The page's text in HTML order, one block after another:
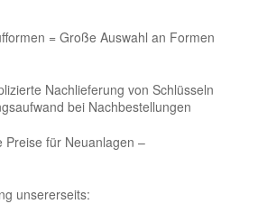
= Große Auswahl an Formen
Nachlieferung von Schlüsseln
bei Nachbestellungen
Preise für Neuanlagen –
unsererseits: